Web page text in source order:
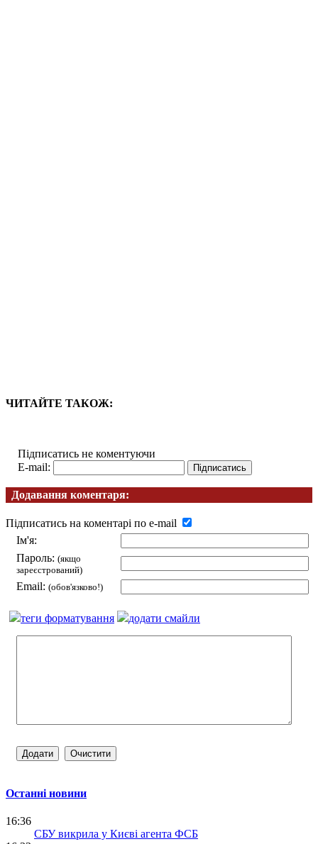
ЧИТАЙТЕ ТАКОЖ:
Підписатись не коментуючи
E-mail:
Додавання коментаря:
Підписатись на коментарі по e-mail
Ім'я:
Пароль: (якщо
зареєстрований)
Email: (обов'язково!)
теги форматування додати смайли
Останні новини
16:36
СБУ викрила у Києві агента ФСБ